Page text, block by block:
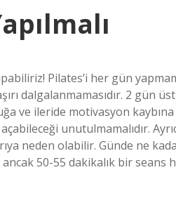
Pilates’i her gün
dalgalanmamasıdır. 2 gün
ve ileride motivasyon kaybına
unutulmamalıdır.
neden olabilir. Günde ne
50-55 dakikalık bir seans